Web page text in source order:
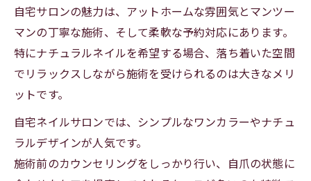
自宅サロンの魅力は、アットホームな雰囲気とマンツー
マンの丁寧な施術、そして柔軟な予約対応にあります。
特にナチュラルネイルを希望する場合、落ち着いた空間
でリラックスしながら施術を受けられるのは大きなメリ
ットです。
自宅ネイルサロンでは、シンプルなワンカラーやナチュ
ラルデザインが人気です。
施術前のカウンセリングをしっかり行い、自爪の状態に